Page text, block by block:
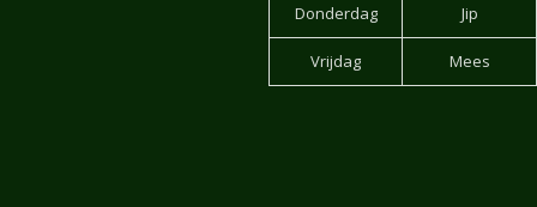
Donderdag Jip
Vrijdag Mees